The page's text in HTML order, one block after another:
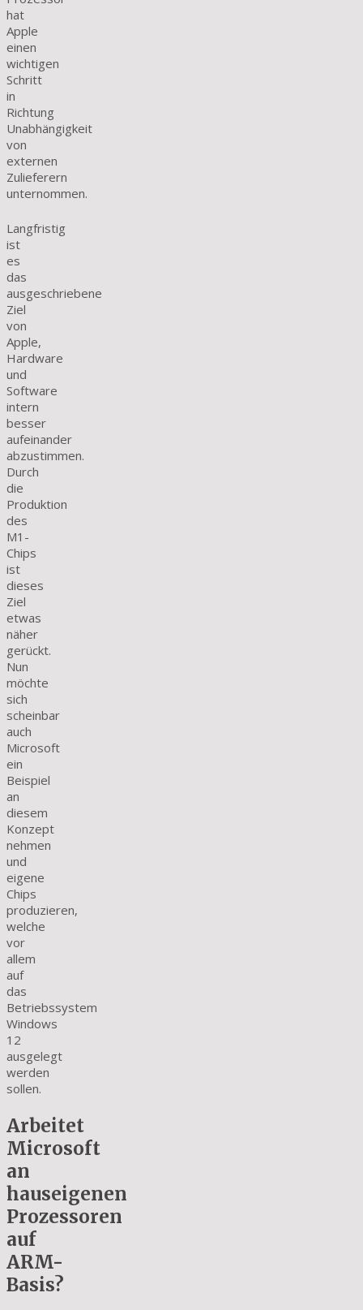
hat
Apple
einen
wichtigen
Schritt
in
Richtung
Unabhängigkeit
von
externen
Zulieferern
unternommen.
Langfristig
ist
es
das
ausgeschriebene
Ziel
von
Apple,
Hardware
und
Software
intern
besser
aufeinander
abzustimmen.
Durch
die
Produktion
des
M1-
Chips
ist
dieses
Ziel
etwas
näher
gerückt.
Nun
möchte
sich
scheinbar
auch
Microsoft
ein
Beispiel
an
diesem
Konzept
nehmen
und
eigene
Chips
produzieren,
welche
vor
allem
auf
das
Betriebssystem
Windows
12
ausgelegt
werden
sollen.
Arbeitet
Microsoft
an
hauseigenen
Prozessoren
auf
ARM-
Basis?